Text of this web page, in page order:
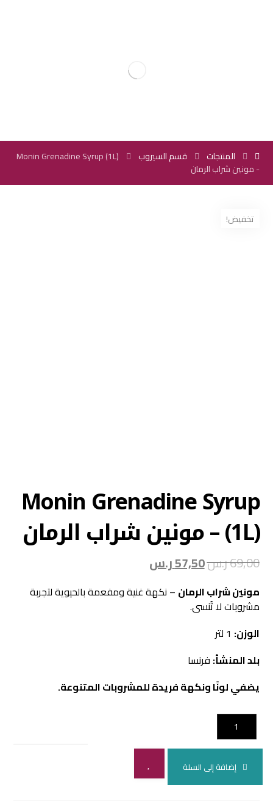
المنتجات قسم السيروب
Monin Grenadine Syrup (1L)
- مونين شراب الرمان
تخفيض!
Monin Grenadine Syrup
(1L) – مونين شراب الرمان
69,00ر.س57,50ر.س
مونين شراب الرمان – نكهة غنية ومفعمة بالحيوية لتجربة
مشروبات لا تُنسى.
الوزن:
بلد المنشأ: فرنسا
يضفي لونًا ونكهة فريدة للمشروبات المتنوعة.
إضافة إلى السلة